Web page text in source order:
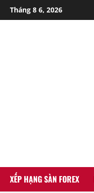
Skip
to
Tháng 8 6, 2026
XẾP HẠNG SÀN FOREX